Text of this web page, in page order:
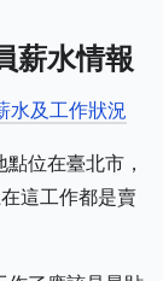
薪水情報
水及工作狀況
位在臺北市，
這工作都是賣